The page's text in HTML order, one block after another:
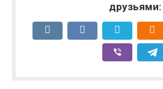
друзьями: